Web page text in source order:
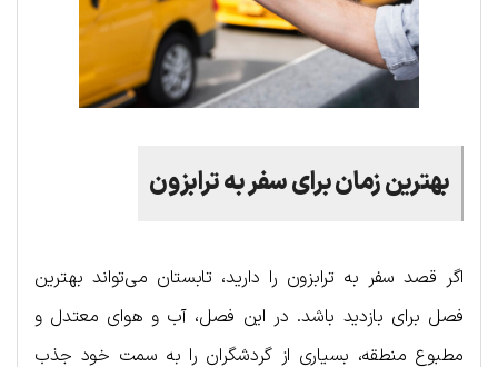
بهترین زمان برای سفر به ترابزون
اگر قصد سفر به ترابزون را دارید، تابستان می‌تواند بهترین
فصل برای بازدید باشد. در این فصل، آب و هوای معتدل و
مطبوع منطقه، بسیاری از گردشگران را به سمت خود جذب